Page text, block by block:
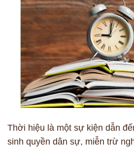
Thời hiệu là một sự kiện dẫn
sinh quyền dân sự, miễn trừ